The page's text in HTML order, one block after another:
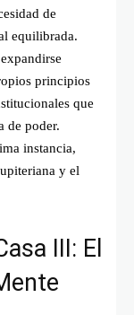
de
equilibrada.
principios
que
de poder.
instancia,
y el
III: El